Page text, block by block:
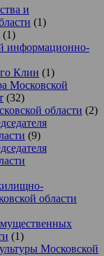
и
(1)
(1)
информационно-
Клин (1)
Московской
(32)
области (2)
(9)
области
(1)
Московской